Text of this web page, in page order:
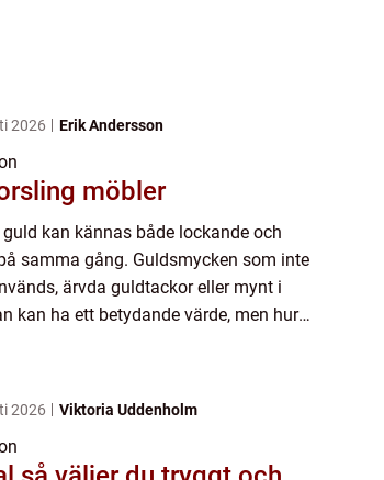
2026 Erik Andersson
möbler
kan kännas både lockande och
samma gång. Guldsmycken som inte
ärvda guldtackor eller mynt i
kan ha ett betydande värde, men hur
2026 Viktoria Uddenholm